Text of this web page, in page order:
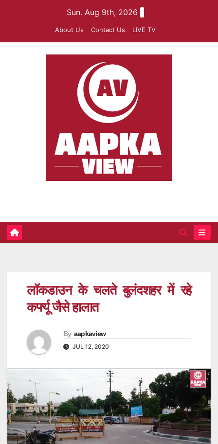
Sun. Aug 9th, 2026
About Us Contact Us LIVE TV
लॉकडाउन के चलते बुलंदशहर में रहे
कर्फ्यू जैसे हालात
By aapkaview
JUL 12, 2020